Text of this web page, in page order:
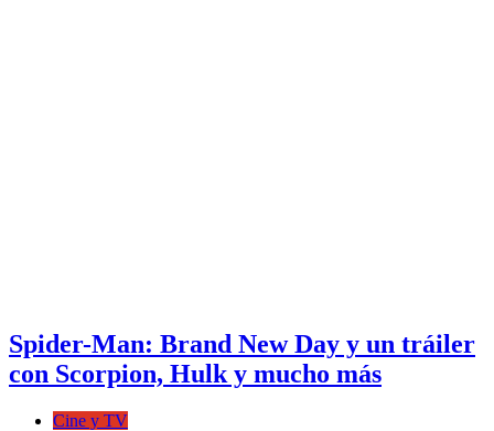
Spider-Man: Brand New Day y un tráiler
con Scorpion, Hulk y mucho más
Cine y TV